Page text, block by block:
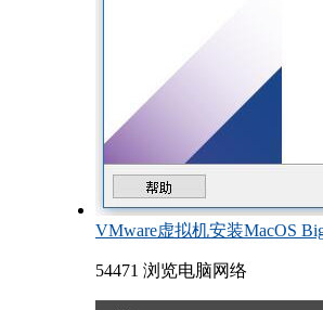
VMware虚拟机安装MacOS Big
54471 浏览电脑网络